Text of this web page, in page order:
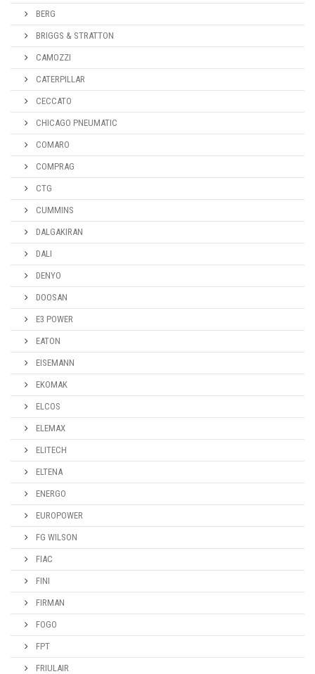
BERG
BRIGGS & STRATTON
CAMOZZI
CATERPILLAR
CECCATO
CHICAGO PNEUMATIC
COMARO
COMPRAG
CTG
CUMMINS
DALGAKIRAN
DALI
DENYO
DOOSAN
E3 POWER
EATON
EISEMANN
EKOMAK
ELCOS
ELEMAX
ELITECH
ELTENA
ENERGO
EUROPOWER
FG WILSON
FIAC
FINI
FIRMAN
FOGO
FPT
FRIULAIR